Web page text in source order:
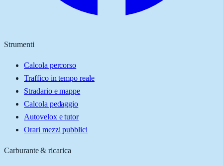
Strumenti
Calcola percorso
Traffico in tempo reale
Stradario e mappe
Calcola pedaggio
Autovelox e tutor
Orari mezzi pubblici
Carburante & ricarica